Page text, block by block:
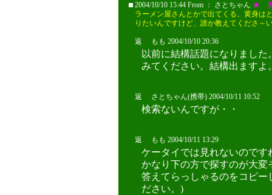
2004/10/10 15:44 From ： さとちゃん ★ 煮
ラーメン屋さんとかで出てくる、黄身は
りたいんですけど、誰か教えてくださ～
返 もも 2004/10/10 20:36
以前に結構話題になりまし
みてください。結構出ますよ
返 さとちゃん(携帯) 2004/10/11 10:52
検索ないんですが・・
返 もも 2004/10/11 13:29
ケータイでは見れないのです
かなり下の方で探すのが大変
答えてらっしゃるのをコピー
ださい。)